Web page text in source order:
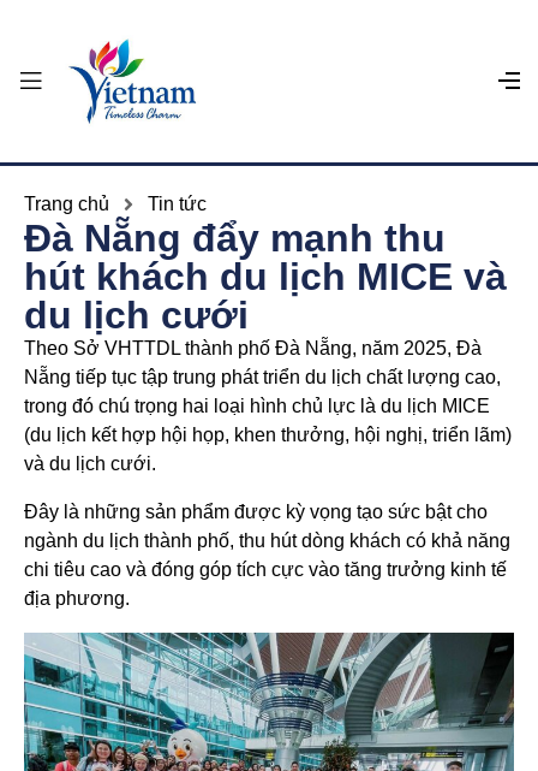
Trang chủ Tin tức
Đà Nẵng đẩy mạnh thu
hút khách du lịch MICE và
du lịch cưới
Theo Sở VHTTDL thành phố Đà Nẵng, năm 2025, Đà
Nẵng tiếp tục tập trung phát triển du lịch chất lượng cao,
trong đó chú trọng hai loại hình chủ lực là du lịch MICE
(du lịch kết hợp hội họp, khen thưởng, hội nghị, triển lãm)
và du lịch cưới.
Đây là những sản phẩm được kỳ vọng tạo sức bật cho
ngành du lịch thành phố, thu hút dòng khách có khả năng
chi tiêu cao và đóng góp tích cực vào tăng trưởng kinh tế
địa phương.